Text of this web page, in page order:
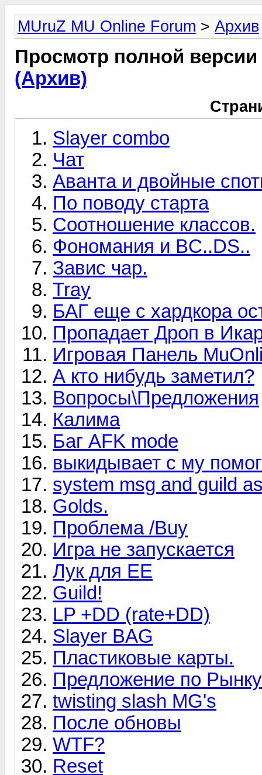
MUruZ MU Online Forum > Архив
Просмотр полной
(Архив)
Slayer combo
Чат
Аванта и двойные
По поводу старта
Соотношение классов.
Фономания и BC..DS..
Завис чар.
Tray
БАГ еще с хардкора
Пропадает Дроп в
Игровая Панель
А кто нибудь заметил?
Вопросы\Предложения
Калима
Баг AFK mode
выкидывает с му
system msg and guild
Golds.
Проблема /Buy
Игра не запускается
Лук для ЕЕ
Guild!
LP +DD (rate+DD)
Slayer BAG
Пластиковые карты.
Предложение по Рынку
twisting slash MG's
После обновы
WTF?
Reset